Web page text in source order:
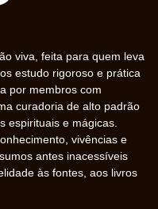
viva, feita para quem leva
estudo rigoroso e prática
por membros com
curadoria de alto padrão
espirituais e mágicas.
vivências e
antes inacessíveis
às fontes, aos livros